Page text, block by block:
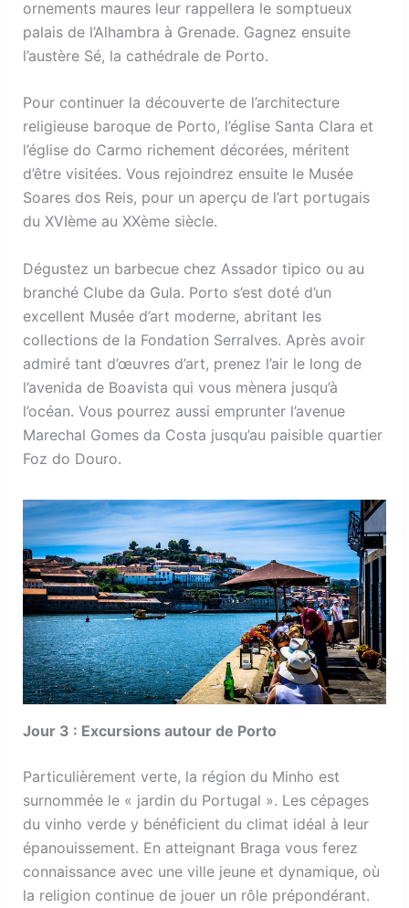
ornements maures leur rappellera le somptueux
palais de l’Alhambra à Grenade. Gagnez ensuite
l’austère Sé, la cathédrale de Porto.
Pour continuer la découverte de l’architecture
religieuse baroque de Porto, l’église Santa Clara et
l’église do Carmo richement décorées, méritent
d’être visitées. Vous rejoindrez ensuite le Musée
Soares dos Reis, pour un aperçu de l’art portugais
du XVIème au XXème siècle.
Dégustez un barbecue chez Assador tipico ou au
branché Clube da Gula. Porto s’est doté d’un
excellent Musée d’art moderne, abritant les
collections de la Fondation Serralves. Après avoir
admiré tant d’œuvres d’art, prenez l’air le long de
l’avenida de Boavista qui vous mènera jusqu’à
l’océan. Vous pourrez aussi emprunter l’avenue
Marechal Gomes da Costa jusqu’au paisible quartier
Foz do Douro.
Jour 3 : Excursions autour de Porto
Particulièrement verte, la région du Minho est
surnommée le « jardin du Portugal ». Les cépages
du vinho verde y bénéficient du climat idéal à leur
épanouissement. En atteignant Braga vous ferez
connaissance avec une ville jeune et dynamique, où
la religion continue de jouer un rôle prépondérant.